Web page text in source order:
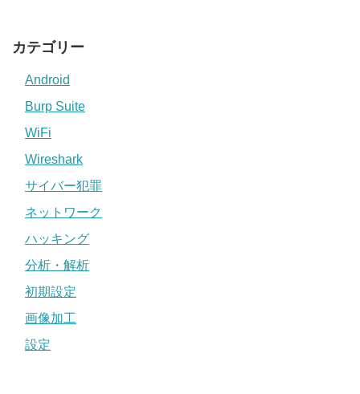
カテゴリー
Android
Burp Suite
WiFi
Wireshark
サイバー犯罪
ネットワーク
ハッキング
分析・解析
初期設定
画像加工
設定